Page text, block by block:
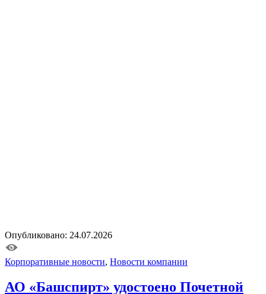
Опубликовано: 24.07.2026
Корпоративные новости, Новости компании
АО «Башспирт» удостоено Почетной